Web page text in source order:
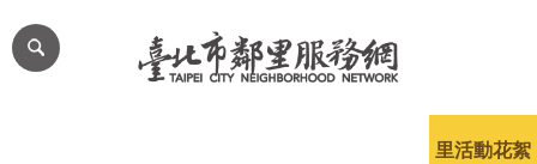
跳到主要內容區塊
里活動花絮